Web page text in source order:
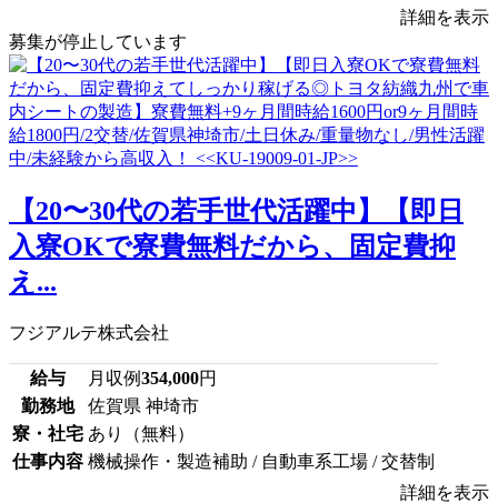
詳細を表示
募集が停止しています
【20〜30代の若手世代活躍中】【即日
入寮OKで寮費無料だから、固定費抑
え...
フジアルテ株式会社
給与 月収例354,000円
勤務地
佐賀県 神埼市
寮・社宅 あり（無料）
仕事内容 機械操作・製造補助 / 自動車系工場 / 交替制
詳細を表示